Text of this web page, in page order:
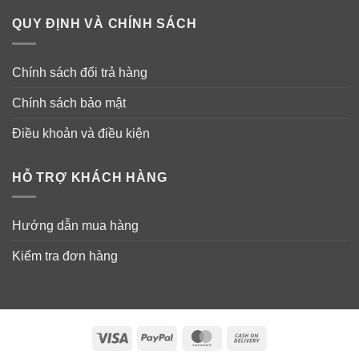
QUY ĐỊNH VÀ CHÍNH SÁCH
Chính sách đổi trả hàng
Chính sách bảo mật
Điều khoản và điều kiện
HỖ TRỢ KHÁCH HÀNG
Hướng dẫn mua hàng
Kiểm tra đơn hàng
Visa PayPal MasterCard